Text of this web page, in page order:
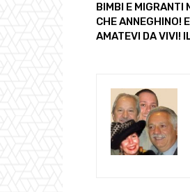
BIMBI E MIGRANTI
CHE ANNEGHINO!
AMATEVI DA VIVI!